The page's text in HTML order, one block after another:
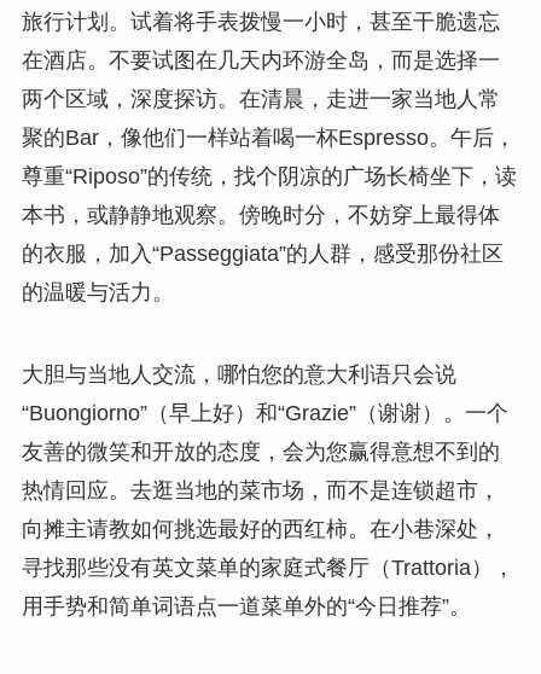
旅行计划。试着将手表拨慢一小时，甚至干脆遗忘
在酒店。不要试图在几天内环游全岛，而是选择一
两个区域，深度探访。在清晨，走进一家当地人常
聚的Bar，像他们一样站着喝一杯Espresso。午后，
尊重“Riposo”的传统，找个阴凉的广场长椅坐下，读
本书，或静静地观察。傍晚时分，不妨穿上最得体
的衣服，加入“Passeggiata”的人群，感受那份社区
的温暖与活力。
大胆与当地人交流，哪怕您的意大利语只会说
“Buongiorno”（早上好）和“Grazie”（谢谢）。一个
友善的微笑和开放的态度，会为您赢得意想不到的
热情回应。去逛当地的菜市场，而不是连锁超市，
向摊主请教如何挑选最好的西红柿。在小巷深处，
寻找那些没有英文菜单的家庭式餐厅（Trattoria），
用手势和简单词语点一道菜单外的“今日推荐”。